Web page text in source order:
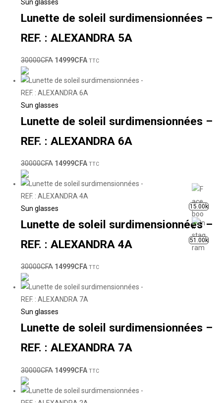
Sun glasses
Lunette de soleil surdimensionnées –
REF. : ALEXANDRA 5A
30000CFA 14999CFA TTC
Sun glasses
Lunette de soleil surdimensionnées –
REF. : ALEXANDRA 6A
30000CFA 14999CFA TTC
Sun glasses
Lunette de soleil surdimensionnées –
REF. : ALEXANDRA 4A
30000CFA 14999CFA TTC
Sun glasses
Lunette de soleil surdimensionnées –
REF. : ALEXANDRA 7A
30000CFA 14999CFA TTC
15.00k
51.00k